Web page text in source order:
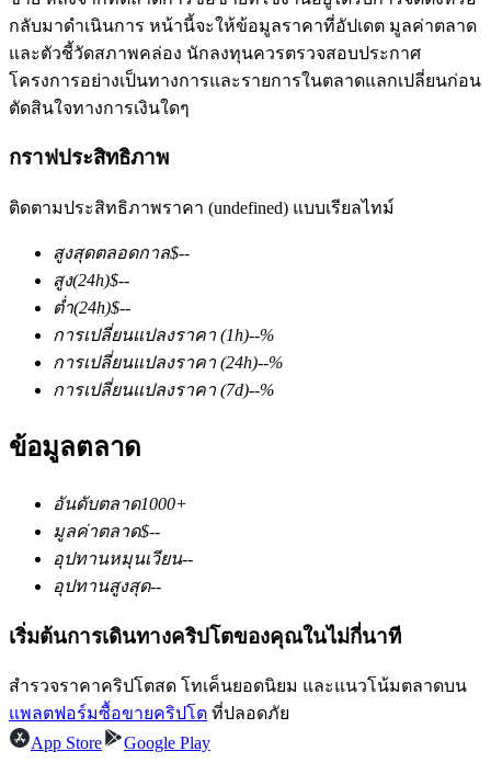
ฟิวเจอร์ส COIN-M
ฟิวเจอร์สสกุลเงินดิจิทัล
TradFi
อนุพันธ์ของหุ้น ฟอเร็กซ์ โลหะมีค่า และสินค้าโภคภัณฑ์
กลับมาดำเนินการ หน้านี้จะให้ข้อมูลราคาที่อัปเดต มูลค่าตลาด
และตัวชี้วัดสภาพคล่อง นักลงทุนควรตรวจสอบประกาศ
โครงการอย่างเป็นทางการและรายการในตลาดแลกเปลี่ยนก่อน
ตัดสินใจทางการเงินใดๆ
กราฟประสิทธิภาพ
ติดตามประสิทธิภาพราคา (undefined) แบบเรียลไทม์
สูงสุดตลอดกาล$--
สูง(24h)$--
ต่ำ(24h)$--
การเปลี่ยนแปลงราคา (1h)--%
การเปลี่ยนแปลงราคา (24h)--%
การเปลี่ยนแปลงราคา (7d)--%
ข้อมูลตลาด
อันดับตลาด1000+
มูลค่าตลาด$--
อุปทานหมุนเวียน--
อุปทานสูงสุด--
เริ่มต้นการเดินทางคริปโตของคุณในไม่กี่นาที
สำรวจราคาคริปโตสด โทเค็นยอดนิยม และแนวโน้มตลาดบน
แพลตฟอร์มซื้อขายคริปโต ที่ปลอดภัย
App Store
Google Play